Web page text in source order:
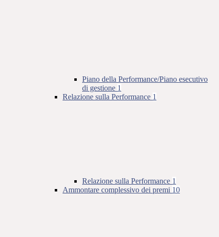
Piano della Performance/Piano esecutivo
di gestione 1
Relazione sulla Performance 1
Relazione sulla Performance 1
Ammontare complessivo dei premi 10